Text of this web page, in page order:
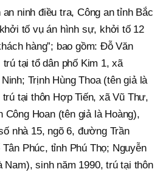
ninh điều tra, Công an tỉnh Bắc
tố vụ án hình sự, khởi tố 12
hàng”; bao gồm: Đỗ Văn
tại tổ dân phố Kim 1, xã
Trịnh Hùng Thoa (tên giả là
trú tại thôn Hợp Tiến, xã Vũ Thư,
Công Hoan (tên giả là Hoàng),
nhà 15, ngõ 6, đường Trần
Phúc, tỉnh Phú Thọ; Nguyễn
Nam), sinh năm 1990, trú tại thôn